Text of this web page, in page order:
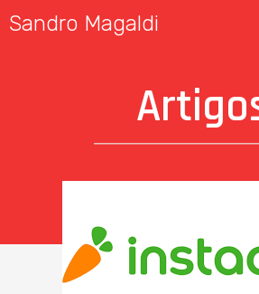
Sandro Magaldi